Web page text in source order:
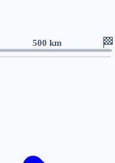
🏁
500 km